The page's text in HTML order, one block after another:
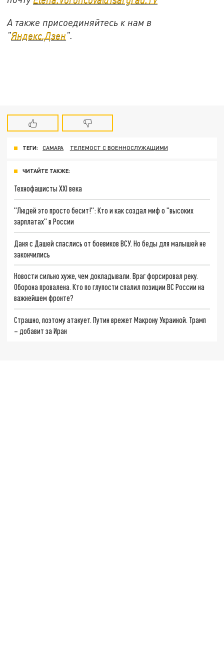
А также присоединяйтесь к нам в
"Яндекс.Дзен".
ТЕГИ: САМАРА ТЕЛЕМОСТ С ВОЕННОСЛУЖАЩИМИ
ЧИТАЙТЕ ТАКЖЕ:
Технофашисты XXI века
"Людей это просто бесит!": Кто и как создал миф о "высоких
зарплатах" в России
Даня с Дашей спаслись от боевиков ВСУ. Но беды для малышей не
закончились
Новости сильно хуже, чем докладывали. Враг форсировал реку.
Оборона провалена. Кто по глупости спалил позиции ВС России на
важнейшем фронте?
Страшно, поэтому атакует. Путин врежет Макрону Украиной. Трамп
– добавит за Иран